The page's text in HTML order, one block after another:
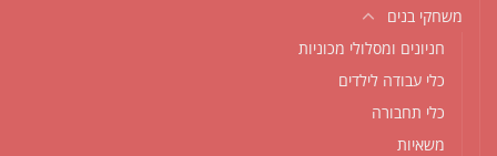
משחקי בנים
חניונים ומסלולי מכוניות
כלי עבודה לילדים
כלי תחבורה
משאיות